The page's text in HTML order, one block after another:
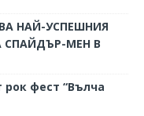
НАЙ-УСПЕШНИЯ
СПАЙДЪР-МЕН В
рок фест “Вълча